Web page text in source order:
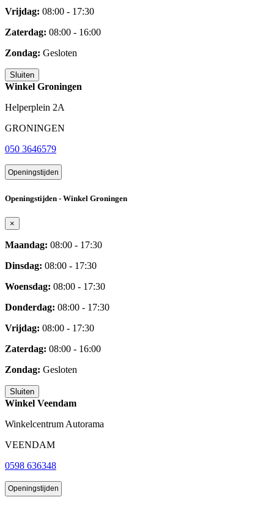
Vrijdag: 08:00 - 17:30
Zaterdag: 08:00 - 16:00
Zondag: Gesloten
Sluiten
Winkel Groningen
Helperplein 2A
GRONINGEN
050 3646579
Openingstijden
Openingstijden - Winkel Groningen
×
Maandag: 08:00 - 17:30
Dinsdag: 08:00 - 17:30
Woensdag: 08:00 - 17:30
Donderdag: 08:00 - 17:30
Vrijdag: 08:00 - 17:30
Zaterdag: 08:00 - 16:00
Zondag: Gesloten
Sluiten
Winkel Veendam
Winkelcentrum Autorama
VEENDAM
0598 636348
Openingstijden